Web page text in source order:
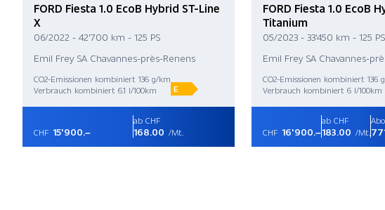
FORD Fiesta 1.0 EcoB Hybrid ST-Line
X
06/2022 - 42'700 km - 125 PS
Emil Frey SA Chavannes-près-Renens
CO2-Emissionen kombiniert 136 g/km
Verbrauch kombiniert 6.1 l/100km
E
CHF 15'900.–
ab CHF
168.00 /Mt.
FORD Fiesta 1.0 EcoB
Titanium
05/2023 - 33'450 km - 125 PS
Emil Frey SA Chavannes-
CO2-Emissionen kombiniert 136
Verbrauch kombiniert 6 l/100km
CHF 16'900.–
ab CHF
183.00 /Mt.